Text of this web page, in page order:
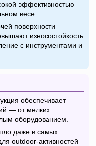
эффективностью
весе.
поверхности
износостойкость
с инструментами и
обеспечивает
— от мелких
оборудованием.
даже в самых
outdoor-активностей